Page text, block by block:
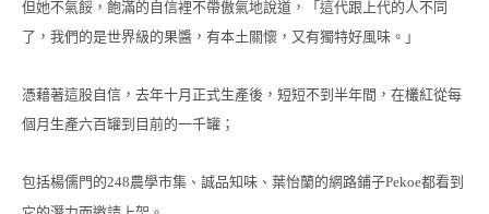
但她不氣餒，飽滿的自信裡不帶傲氣地說道，「這代跟上代的人不同
了，我們的是世界級的果醬，有本土關懷，又有獨特好風味。」
憑藉著這股自信，去年十月正式生產後，短短不到半年間，在欉紅從每
個月生產六百罐到目前的一千罐；
包括楊儒門的248農學市集、誠品知味、葉怡蘭的網路鋪子Pekoe都看到